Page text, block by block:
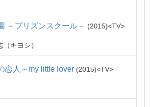
－プリズンスクール－ 2015 TV
キヨシ）
恋人～my little lover 2015 TV